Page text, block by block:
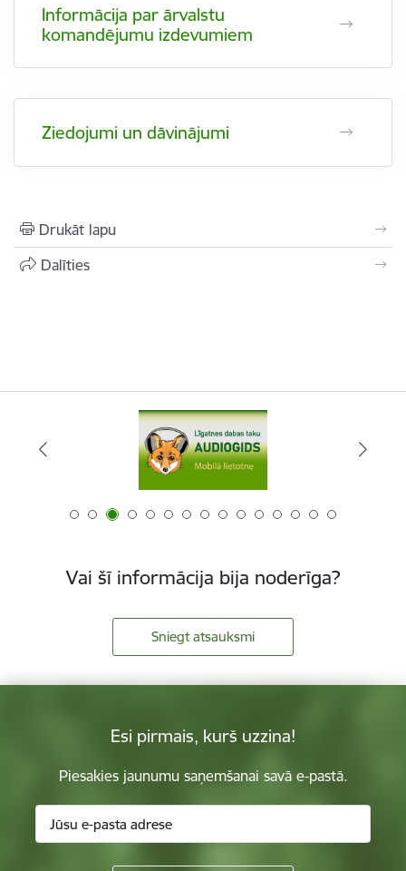
Informācija par ārvalstu
komandējumu izdevumiem
Ziedojumi un dāvinājumi
Drukāt lapu
Dalīties
Vai šī informācija bija noderīga?
Sniegt atsauksmi
Esi pirmais, kurš uzzina!
Piesakies jaunumu saņemšanai savā e-pastā.